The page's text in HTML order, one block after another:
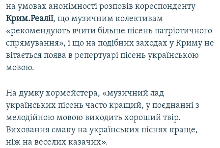
на умовах анонімності розповів кореспонденту
Крим.Реалії, що музичним колективам
«рекомендують вчити більше пісень патріотичного
спрямування», і що на подібних заходах у Криму не
вітається поява в репертуарі пісень українською
мовою.
На думку хормейстера, «музичний лад
українських пісень часто кращий, у поєднанні з
мелодійною мовою виходить хороший твір.
Виховання смаку на українських піснях краще,
ніж на веселих казачих».